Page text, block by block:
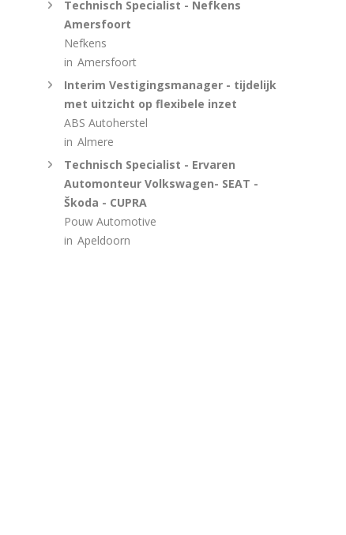
Technisch Specialist - Nefkens
Amersfoort
Nefkens
in Amersfoort
Interim Vestigingsmanager - tijdelijk
met uitzicht op flexibele inzet
ABS Autoherstel
in Almere
Technisch Specialist - Ervaren
Automonteur Volkswagen- SEAT -
Škoda - CUPRA
Pouw Automotive
in Apeldoorn